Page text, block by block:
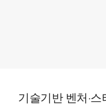
기술기반 벤처·